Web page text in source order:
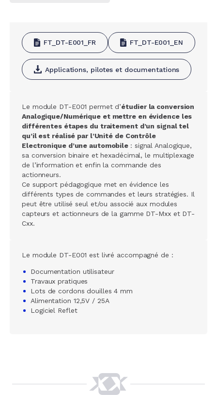
FT_DT-E001_FR FT_DT-E001_EN
Applications, pilotes et documentations
Le module DT-E001 permet d’étudier la conversion
Analogique/Numérique et mettre en évidence les
différentes étapes du traitement d’un signal tel
qu’il est réalisé par l’Unité de Contrôle
Electronique d’une automobile : signal Analogique,
sa conversion binaire et hexadécimal, le multiplexage
de l’information et enfin la commande des
actionneurs.
Ce support pédagogique met en évidence les
différents types de commandes et leurs stratégies. Il
peut être utilisé seul et/ou associé aux modules
capteurs et actionneurs de la gamme DT-Mxx et DT-
Cxx.
Le module DT-E001 est livré accompagné de :
Documentation utilisateur
Travaux pratiques
Lots de cordons douilles 4 mm
Alimentation 12,5V / 25A
Logiciel Reflet